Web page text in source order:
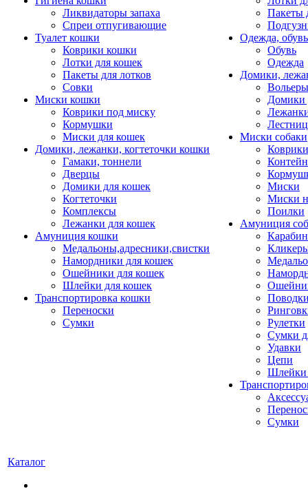
Ликвидаторы запаха
Спреи отпугивающие
Туалет кошки
Коврики кошки
Лотки для кошек
Пакеты для лотков
Совки
Миски кошки
Коврики под миску
Кормушки
Миски для кошек
Домики, лежанки, когтеточки кошки
Гамаки, тоннели
Дверцы
Домики для кошек
Когтеточки
Комплексы
Лежанки для кошек
Амуниция кошки
Медальоны,адресники,свистки
Намордники для кошек
Ошейники для кошек
Шлейки для кошек
Транспортировка кошки
Переноски
Сумки
Пакеты
Одежда, обувь
Обувь
Одежда
Домики,
Домики
Миски собаки
Миски
Миски
Поилки
Амуниция
Рулетки
Сумки
Удавки
Цепи
Шлейки
Сумки
Каталог